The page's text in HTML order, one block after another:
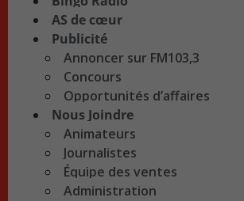
AS de cœur
Publicité
Annoncer sur FM103,3
Concours
Opportunités d’affaires
Nous Joindre
Animateurs
Journalistes
Équipe des ventes
Administration